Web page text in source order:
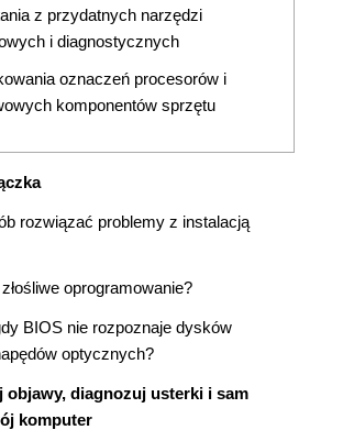
z przydatnych narzędzi
i diagnostycznych
oznaczeń procesorów i
komponentów sprzętu
rozwiązać problemy z instalacją
oprogramowanie?
BIOS nie rozpoznaje dysków
optycznych?
objawy, diagnozuj usterki i sam
komputer